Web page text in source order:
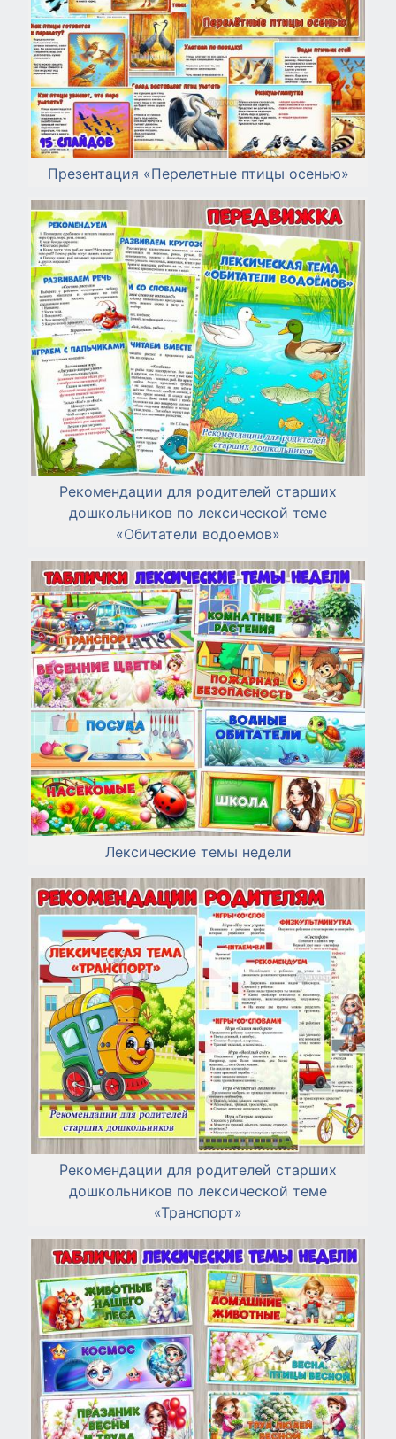
Презентация «Перелетные птицы осенью»
Рекомендации для родителей старших
дошкольников по лексической теме
«Обитатели водоемов»
Лексические темы недели
Рекомендации для родителей старших
дошкольников по лексической теме
«Транспорт»